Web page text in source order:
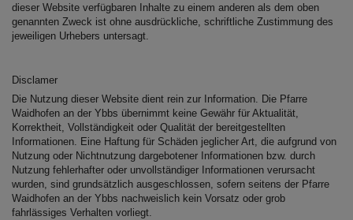
dieser Website verfügbaren Inhalte zu einem anderen als dem oben
genannten Zweck ist ohne ausdrückliche, schriftliche Zustimmung des
jeweiligen Urhebers untersagt.
Disclamer
Die Nutzung dieser Website dient rein zur Information. Die Pfarre
Waidhofen an der Ybbs übernimmt keine Gewähr für Aktualität,
Korrektheit, Vollständigkeit oder Qualität der bereitgestellten
Informationen. Eine Haftung für Schäden jeglicher Art, die aufgrund von
Nutzung oder Nichtnutzung dargebotener Informationen bzw. durch
Nutzung fehlerhafter oder unvollständiger Informationen verursacht
wurden, sind grundsätzlich ausgeschlossen, sofern seitens der Pfarre
Waidhofen an der Ybbs nachweislich kein Vorsatz oder grob
fahrlässiges Verhalten vorliegt.